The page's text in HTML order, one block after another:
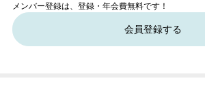
メンバー登録は、登録・年会費無料です！
会員登録する